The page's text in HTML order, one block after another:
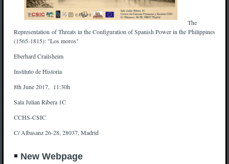
The
Representation of Threats in the Configuration of Spanish Power in the Philippines
(1565-1815): "Los moros"
Eberhard Crailsheim
Instituto de Historia
8th June 2017, 11:30h
Sala Julian Ribera 1C
CCHS-CSIC
C/ Albasanz 26-28, 28037, Madrid
New Webpage